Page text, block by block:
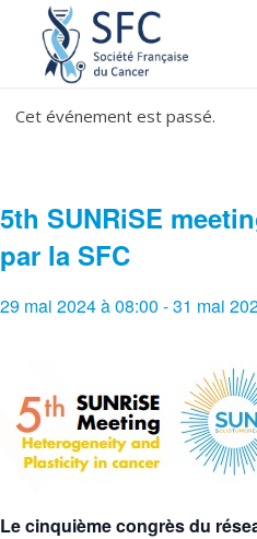
Cet événement est passé.
5th SUNRiSE
par la SFC
29 mai 2024 à 08:00 -31 mai
Le cinquième congrès du